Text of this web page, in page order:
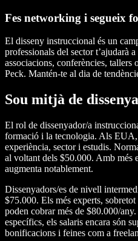
Fes networking i segueix
El disseny instruccional és un
professionals del sector t’ajudarà
associacions, conferències, tallers
Peck. Mantén-te al dia de
Sou mitjà de
El rol de dissenyador/a
formació i la tecnologia. Als
experiència, sector i estudis.
al voltant dels $50.000. Amb més
augmenta notablement.
Dissenyadors/es de nivell
$75.000. Els més experts,
poden cobrar més de $80.000/
específics, els salaris encara són
bonificacions i feines com a